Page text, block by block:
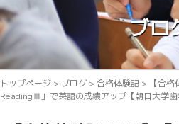
ブロ
トップページ > ブログ > 合格体験記 >
【合
ReadingⅢ」で英語の成績アップ【朝日大学歯